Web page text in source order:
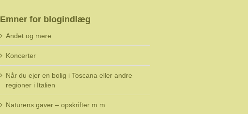
Emner for blogindlæg
Andet og mere
Koncerter
Når du ejer en bolig i Toscana eller andre
regioner i Italien
Naturens gaver – opskrifter m.m.